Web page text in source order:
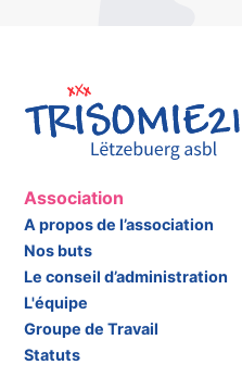
Association
A propos de l’association
Nos buts
Le conseil d’administration
L'équipe
Groupe de Travail
Statuts